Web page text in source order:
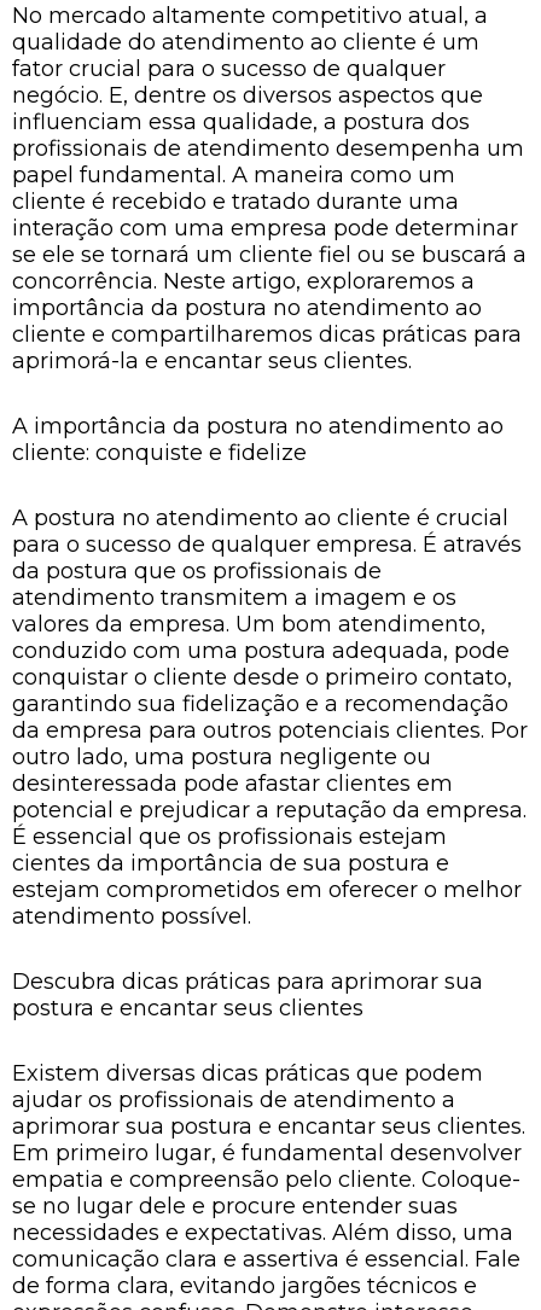
No mercado altamente competitivo atual, a
qualidade do atendimento ao cliente é um
fator crucial para o sucesso de qualquer
negócio. E, dentre os diversos aspectos que
influenciam essa qualidade, a postura dos
profissionais de atendimento desempenha um
papel fundamental. A maneira como um
cliente é recebido e tratado durante uma
interação com uma empresa pode determinar
se ele se tornará um cliente fiel ou se buscará a
concorrência. Neste artigo, exploraremos a
importância da postura no atendimento ao
cliente e compartilharemos dicas práticas para
aprimorá-la e encantar seus clientes.
A importância da postura no atendimento ao
cliente: conquiste e fidelize
A postura no atendimento ao cliente é crucial
para o sucesso de qualquer empresa. É através
da postura que os profissionais de
atendimento transmitem a imagem e os
valores da empresa. Um bom atendimento,
conduzido com uma postura adequada, pode
conquistar o cliente desde o primeiro contato,
garantindo sua fidelização e a recomendação
da empresa para outros potenciais clientes. Por
outro lado, uma postura negligente ou
desinteressada pode afastar clientes em
potencial e prejudicar a reputação da empresa.
É essencial que os profissionais estejam
cientes da importância de sua postura e
estejam comprometidos em oferecer o melhor
atendimento possível.
Descubra dicas práticas para aprimorar sua
postura e encantar seus clientes
Existem diversas dicas práticas que podem
ajudar os profissionais de atendimento a
aprimorar sua postura e encantar seus clientes.
Em primeiro lugar, é fundamental desenvolver
empatia e compreensão pelo cliente. Coloque-
se no lugar dele e procure entender suas
necessidades e expectativas. Além disso, uma
comunicação clara e assertiva é essencial. Fale
de forma clara, evitando jargões técnicos e